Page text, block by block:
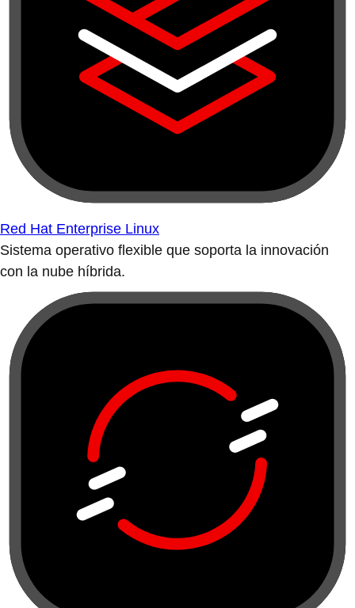
Red Hat Enterprise Linux
Sistema operativo flexible que soporta la innovación
con la nube híbrida.